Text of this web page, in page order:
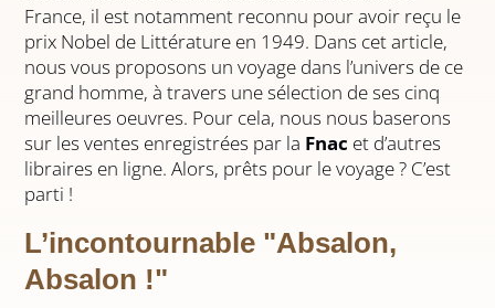
France, il est notamment reconnu pour avoir reçu le
prix Nobel de Littérature en 1949. Dans cet article,
nous vous proposons un voyage dans l’univers de ce
grand homme, à travers une sélection de ses cinq
meilleures oeuvres. Pour cela, nous nous baserons
sur les ventes enregistrées par la Fnac et d’autres
libraires en ligne. Alors, prêts pour le voyage ? C’est
parti !
L’incontournable "Absalon,
Absalon !"